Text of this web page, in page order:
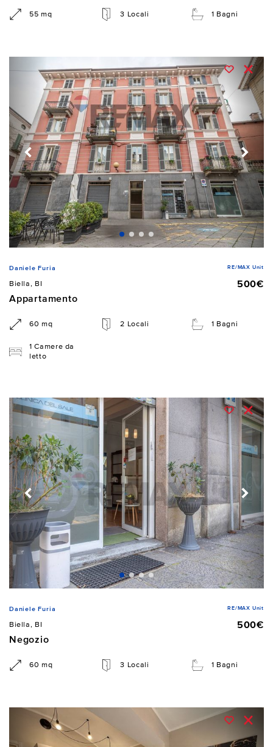
55 mq 3 Locali 1 Bagni
Daniele Furia RE/MAX Unit
Biella, BI
500€
Appartamento
60 mq 2 Locali 1 Bagni
1 Camere da
letto
Daniele Furia RE/MAX Unit
Biella, BI
500€
Negozio
60 mq 3 Locali 1 Bagni